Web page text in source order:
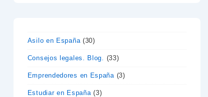
Asilo en España(30)
Consejos legales. Blog. (33)
Emprendedores en España(3)
Estudiar en España(3)